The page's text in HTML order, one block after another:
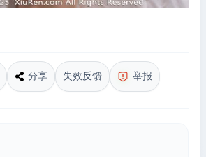
分享 失效反馈 举报